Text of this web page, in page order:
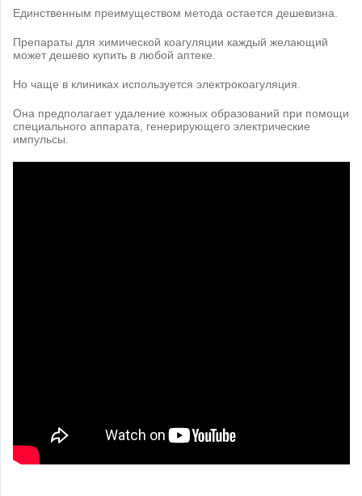
Единственным преимуществом метода остается дешевизна.
Препараты для химической коагуляции каждый желающий
может дешево купить в любой аптеке.
Но чаще в клиниках используется электрокоагуляция.
Она предполагает удаление кожных образований при помощи
специального аппарата, генерирующего электрические
импульсы.